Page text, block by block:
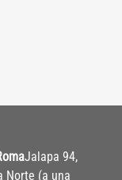
Jalapa 94,
Norte (a una